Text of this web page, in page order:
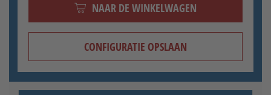
NAAR DE WINKELWAGEN
CONFIGURATIE OPSLAAN